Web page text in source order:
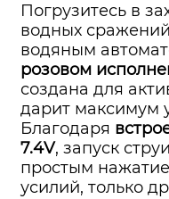
Погрузитесь в
водных
водяным
розовом
создана для
дарит максимум
Благодаря
7.4V, запуск
простым
усилий, только